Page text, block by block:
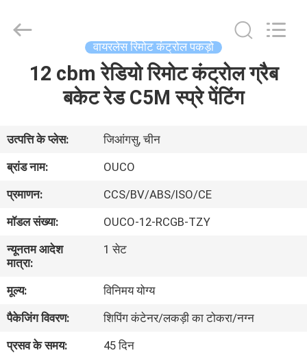
वीडियो
वी.आर.
शो
हमारे
बारे
में
GROUP
वायरलेस रिमोट कंट्रोल पकड़ो
12 cbm रेडियो रिमोट कंट्रोल ग्रैब
बकेट रेड C5M स्प्रे पेंटिंग
उत्पत्ति के प्लेस:
जिआंगसु, चीन
ब्रांड नाम:
OUCO
प्रमाणन:
CCS/BV/ABS/ISO/CE
मॉडल संख्या:
OUCO-12-RCGB-TZY
न्यूनतम आदेश
मात्रा:
1 सेट
मूल्य:
विनिमय योग्य
पैकेजिंग विवरण:
शिपिंग कंटेनर/लकड़ी का टोकरा/नग्न
प्रसव के समय:
45 दिन